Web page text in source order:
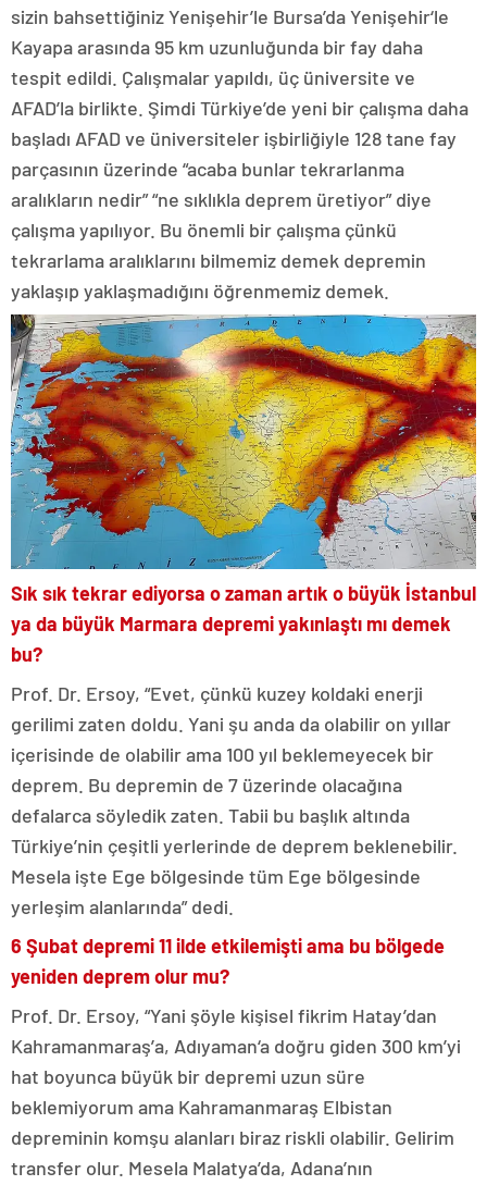
sizin bahsettiğiniz Yenişehir’le Bursa’da Yenişehir‘le
Kayapa arasında 95 km uzunluğunda bir fay daha
tespit edildi. Çalışmalar yapıldı, üç üniversite ve
AFAD’la birlikte. Şimdi Türkiye’de yeni bir çalışma daha
başladı AFAD ve üniversiteler işbirliğiyle 128 tane fay
parçasının üzerinde “acaba bunlar tekrarlanma
aralıkların nedir” “ne sıklıkla deprem üretiyor” diye
çalışma yapılıyor. Bu önemli bir çalışma çünkü
tekrarlama aralıklarını bilmemiz demek depremin
yaklaşıp yaklaşmadığını öğrenmemiz demek.
Sık sık tekrar ediyorsa o zaman artık o büyük İstanbul
ya da büyük Marmara depremi yakınlaştı mı demek
bu?
Prof. Dr. Ersoy, “Evet, çünkü kuzey koldaki enerji
gerilimi zaten doldu. Yani şu anda da olabilir on yıllar
içerisinde de olabilir ama 100 yıl beklemeyecek bir
deprem. Bu depremin de 7 üzerinde olacağına
defalarca söyledik zaten. Tabii bu başlık altında
Türkiye’nin çeşitli yerlerinde de deprem beklenebilir.
Mesela işte Ege bölgesinde tüm Ege bölgesinde
yerleşim alanlarında” dedi.
6 Şubat depremi 11 ilde etkilemişti ama bu bölgede
yeniden deprem olur mu?
Prof. Dr. Ersoy, “Yani şöyle kişisel fikrim Hatay’dan
Kahramanmaraş’a, Adıyaman‘a doğru giden 300 km’yi
hat boyunca büyük bir depremi uzun süre
beklemiyorum ama Kahramanmaraş Elbistan
depreminin komşu alanları biraz riskli olabilir. Gelirim
transfer olur. Mesela Malatya’da, Adana’nın